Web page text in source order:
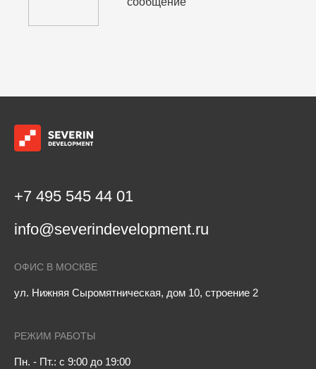
+7 495 545 44 01
info@severindevelopment.ru
ОФИС В МОСКВЕ
ул. Нижняя Сыромятническая, дом 10, строение 2
РЕЖИМ РАБОТЫ
Пн. - Пт.: с 9:00 до 19:00